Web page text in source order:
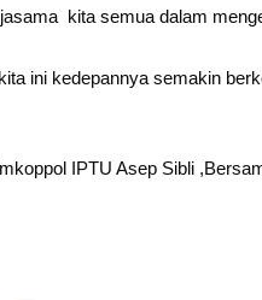
kita semua dalam
ini kedepannya semakin
IPTU Asep Sibli